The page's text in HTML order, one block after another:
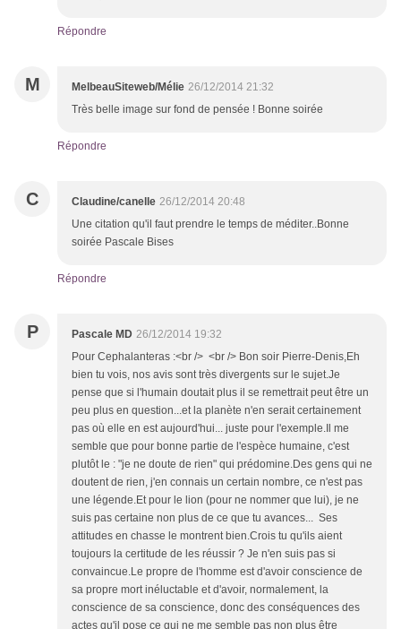
Répondre
M MelbeauSiteweb/Mélie 26/12/2014 21:32
Très belle image sur fond de pensée ! Bonne soirée
Répondre
C Claudine/canelle 26/12/2014 20:48
Une citation qu'il faut prendre le temps de méditer..Bonne
soirée Pascale Bises
Répondre
P Pascale MD 26/12/2014 19:32
Pour Cephalanteras :<br /> <br /> Bon soir Pierre-Denis,Eh
bien tu vois, nos avis sont très divergents sur le sujet.Je
pense que si l'humain doutait plus il se remettrait peut être un
peu plus en question...et la planète n'en serait certainement
pas où elle en est aujourd'hui... juste pour l'exemple.Il me
semble que pour bonne partie de l'espèce humaine, c'est
plutôt le : "je ne doute de rien" qui prédomine.Des gens qui ne
doutent de rien, j'en connais un certain nombre, ce n'est pas
une légende.Et pour le lion (pour ne nommer que lui), je ne
suis pas certaine non plus de ce que tu avances... Ses
attitudes en chasse le montrent bien.Crois tu qu'ils aient
toujours la certitude de les réussir ? Je n'en suis pas si
convaincue.Le propre de l'homme est d'avoir conscience de
sa propre mort inéluctable et d'avoir, normalement, la
conscience de sa conscience, donc des conséquences des
actes qu'il pose ce qui ne me semble pas non plus être